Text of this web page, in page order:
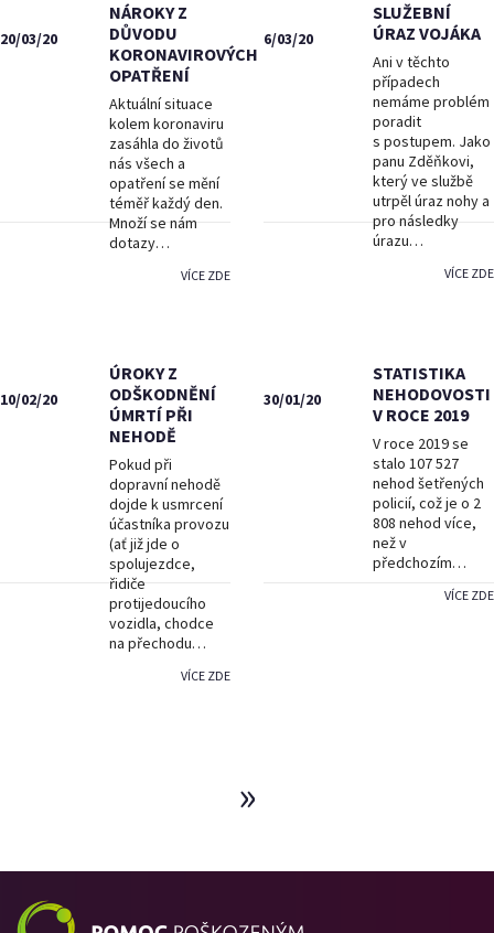
20/03/20
NÁROKY Z
DŮVODU
KORONAVIROVÝCH
OPATŘENÍ
Aktuální situace
kolem koronaviru
zasáhla do životů
nás všech a
opatření se mění
téměř každý den.
Množí se nám
dotazy…
VÍCE ZDE
6/03/20
SLUŽEBNÍ
ÚRAZ VOJÁKA
Ani v těchto
případech
nemáme problém
poradit
s postupem. Jako
panu Zděňkovi,
který ve službě
utrpěl úraz nohy a
pro následky
úrazu…
VÍCE ZDE
10/02/20
ÚROKY Z
ODŠKODNĚNÍ
ÚMRTÍ PŘI
NEHODĚ
Pokud při
dopravní nehodě
dojde k usmrcení
účastníka provozu
(ať již jde o
spolujezdce,
řidiče
protijedoucího
vozidla, chodce
na přechodu…
VÍCE ZDE
30/01/20
STATISTIKA
NEHODOVOSTI
V ROCE 2019
V roce 2019 se
stalo 107 527
nehod šetřených
policií, což je o 2
808 nehod více,
než v
předchozím…
VÍCE ZDE
»